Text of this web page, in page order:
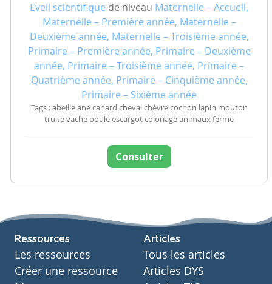
Eveil scientifique de niveau Maternelle – Accueil,
Maternelle – Première année, Maternelle –
Deuxième année, Maternelle – Troisième année,
Primaire – Première année, Primaire – Deuxième
année, Primaire – Troisième année, Primaire –
Quatrième année, Primaire – Cinquième année,
Primaire – Sixième année
Tags : abeille ane canard cheval chèvre cochon lapin mouton
truite vache poule escargot coloriage animaux ferme
Consulter
Ressources
Les ressources
Créer une ressource
Articles
Tous les articles
Articles DYS